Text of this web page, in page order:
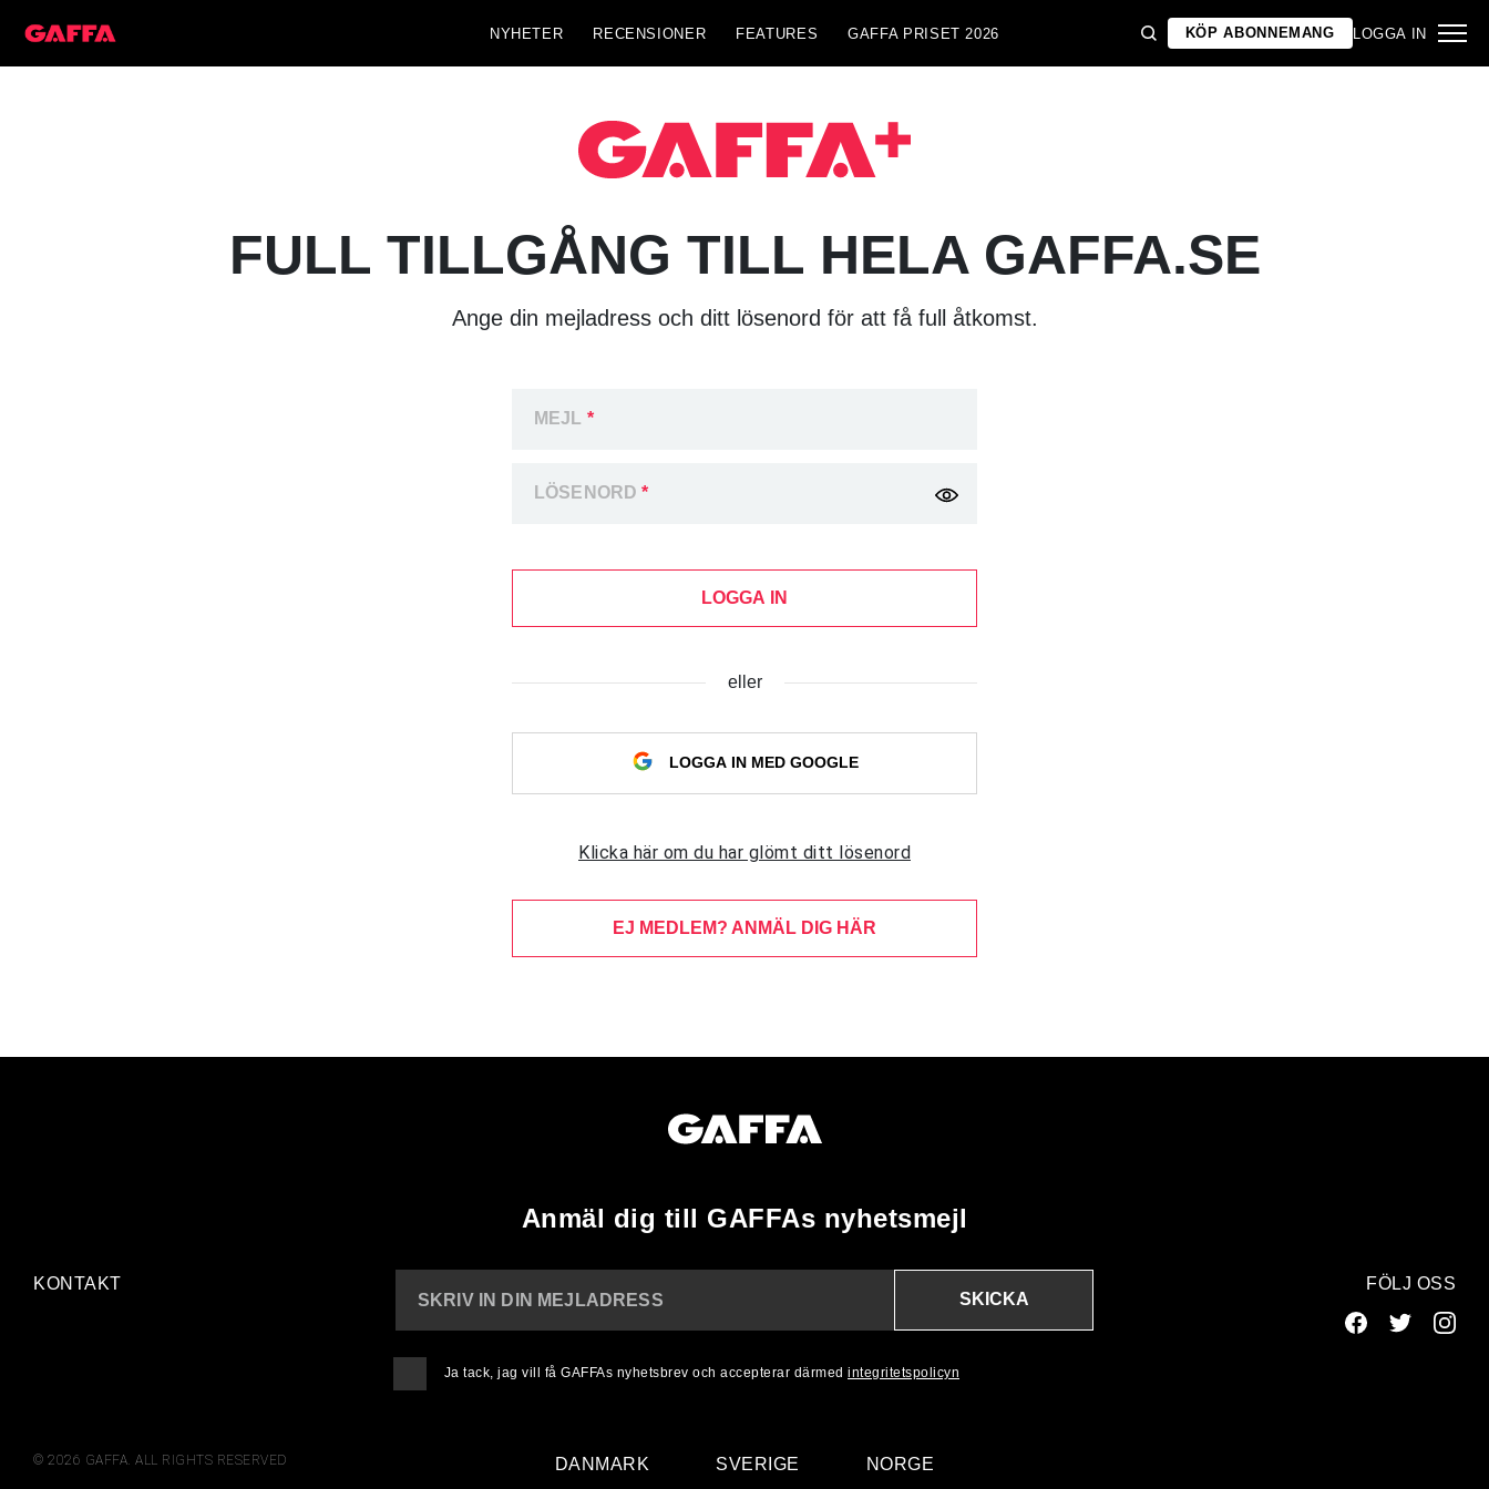
NYHETER RECENSIONER FEATURES GAFFA PRISET 2026 KÖP ABONNEMANG LOGGA IN
FULL TILLGÅNG TILL HELA GAFFA.SE
Ange din mejladress och ditt lösenord för att få full åtkomst.
MEJL *
LÖSENORD*
LOGGA IN
eller
LOGGA IN MED GOOGLE
Klicka här om du har glömt ditt lösenord
EJ MEDLEM? ANMÄL DIG HÄR
Anmäl dig till GAFFAs nyhetsmejl
KONTAKT
SKRIV IN DIN MEJLADRESS
SKICKA
Ja tack, jag vill få GAFFAs nyhetsbrev och accepterar därmed integritetspolicyn
FÖLJ OSS
© 2026 GAFFA. ALL RIGHTS RESERVED DANMARK SVERIGE NORGE